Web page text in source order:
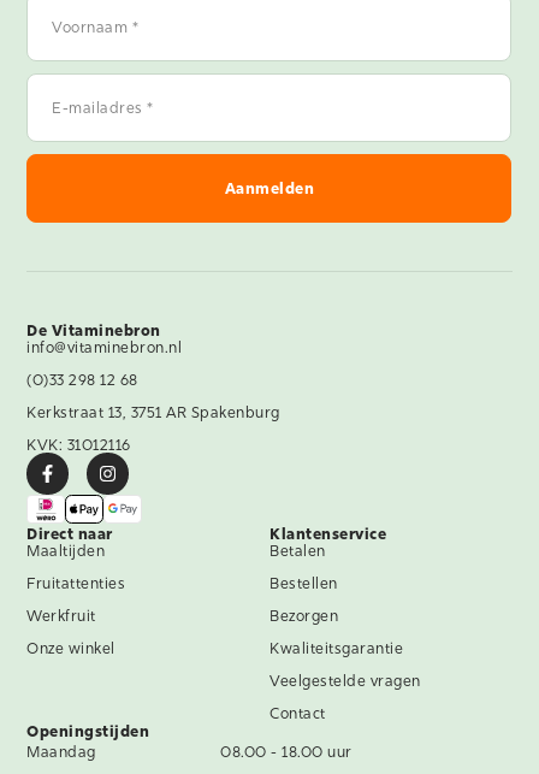
E-
mailadres
De Vitaminebron
info@vitaminebron.nl
(0)33 298 12 68
Kerkstraat 13, 3751 AR Spakenburg
KVK: 31012116
Direct naar
Maaltijden
Fruitattenties
Werkfruit
Onze winkel
Klantenservice
Betalen
Bestellen
Bezorgen
Kwaliteitsgarantie
Veelgestelde vragen
Contact
Openingstijden
Maandag
08.00 - 18.00 uur